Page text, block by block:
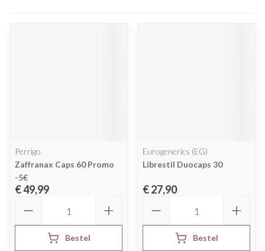
Perrigo
Zaffranax Caps 60 Promo
-5€
€ 49,99
Bestel
Eurogenerics (EG)
Librestil Duocaps 30
€ 27,90
Bestel